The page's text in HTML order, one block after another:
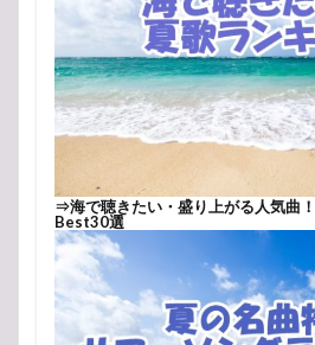
⇒海で聴きたい・盛り上がる人気曲
Best30選